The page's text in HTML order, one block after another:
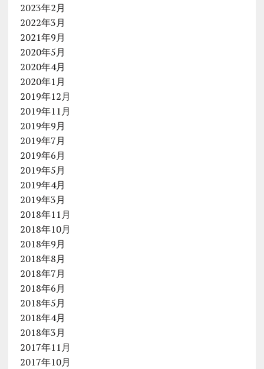
2023年2月
2022年3月
2021年9月
2020年5月
2020年4月
2020年1月
2019年12月
2019年11月
2019年9月
2019年7月
2019年6月
2019年5月
2019年4月
2019年3月
2018年11月
2018年10月
2018年9月
2018年8月
2018年7月
2018年6月
2018年5月
2018年4月
2018年3月
2017年11月
2017年10月